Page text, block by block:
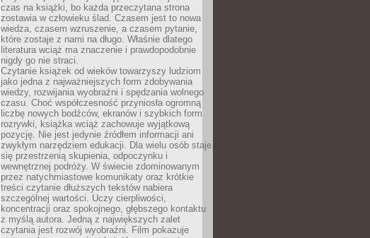
czas na książki, bo każda przeczytana strona
zostawia w człowieku ślad. Czasem jest to nowa
wiedza, czasem wzruszenie, a czasem pytanie,
które zostaje z nami na długo. Właśnie dlatego
literatura wciąż ma znaczenie i prawdopodobnie
nigdy go nie straci.
Czytanie książek od wieków towarzyszy ludziom
jako jedna z najważniejszych form zdobywania
wiedzy, rozwijania wyobraźni i spędzania wolnego
czasu. Choć współczesność przyniosła ogromną
liczbę nowych bodźców, ekranów i szybkich form
rozrywki, książka wciąż zachowuje wyjątkową
pozycję. Nie jest jedynie źródłem informacji ani
zwykłym narzędziem edukacji. Dla wielu osób staje
się przestrzenią skupienia, odpoczynku i
wewnętrznej podróży. W świecie zdominowanym
przez natychmiastowe komunikaty oraz krótkie
treści czytanie dłuższych tekstów nabiera
szczególnej wartości. Uczy cierpliwości,
koncentracji oraz spokojnego, głębszego kontaktu
z myślą autora. Jedną z największych zalet
czytania jest rozwój wyobraźni. Film pokazuje